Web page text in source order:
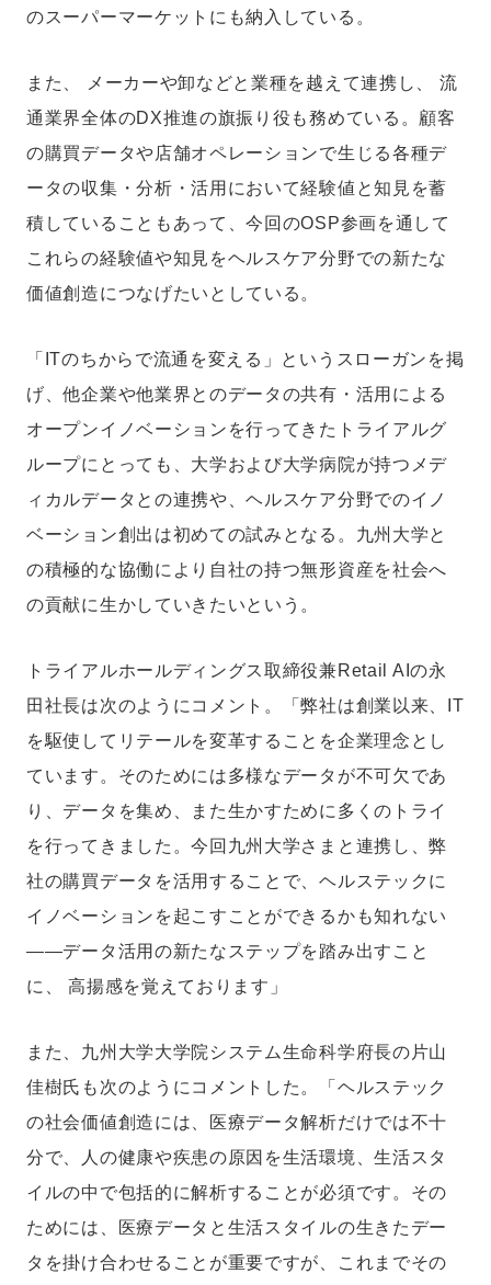
のスーパーマーケットにも納入している。
また、 メーカーや卸などと業種を越えて連携し、 流
通業界全体のDX推進の旗振り役も務めている。顧客
の購買データや店舗オペレーションで生じる各種デ
ータの収集・分析・活用において経験値と知見を蓄
積していることもあって、今回のOSP参画を通して
これらの経験値や知見をヘルスケア分野での新たな
価値創造につなげたいとしている。
「ITのちからで流通を変える」というスローガンを掲
げ、他企業や他業界とのデータの共有・活用による
オープンイノベーションを行ってきたトライアルグ
ループにとっても、大学および大学病院が持つメデ
ィカルデータとの連携や、ヘルスケア分野でのイノ
ベーション創出は初めての試みとなる。九州大学と
の積極的な協働により自社の持つ無形資産を社会へ
の貢献に生かしていきたいという。
トライアルホールディングス取締役兼Retail AIの永
田社長は次のようにコメント。「弊社は創業以来、IT
を駆使してリテールを変革することを企業理念とし
ています。そのためには多様なデータが不可欠であ
り、データを集め、また生かすために多くのトライ
を行ってきました。今回九州大学さまと連携し、弊
社の購買データを活用することで、ヘルステックに
イノベーションを起こすことができるかも知れない
——データ活用の新たなステップを踏み出すこと
に、 高揚感を覚えております」
また、九州大学大学院システム生命科学府長の片山
佳樹氏も次のようにコメントした。「ヘルステック
の社会価値創造には、医療データ解析だけでは不十
分で、人の健康や疾患の原因を生活環境、生活スタ
イルの中で包括的に解析することが必須です。その
ためには、医療データと生活スタイルの生きたデー
タを掛け合わせることが重要ですが、これまでその